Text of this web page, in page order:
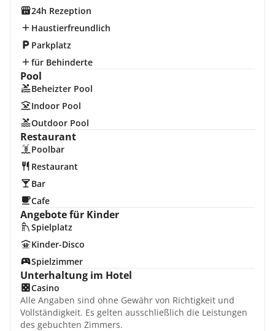
24h Rezeption
Haustierfreundlich
Parkplatz
für Behinderte
Pool
Beheizter Pool
Indoor Pool
Outdoor Pool
Restaurant
Poolbar
Restaurant
Bar
Cafe
Angebote für Kinder
Spielplatz
Kinder-Disco
Spielzimmer
Unterhaltung im Hotel
Casino
Alle Angaben sind ohne Gewähr von Richtigkeit und
Vollständigkeit. Es gelten ausschließlich die Leistungen
des gebuchten Zimmers.